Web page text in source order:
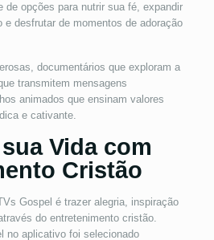
de opções para nutrir sua fé, expandir
desfrutar de momentos de adoração
documentários que exploram a
transmitem mensagens
animados que ensinam valores
e cativante.
Vida com
Cristão
Gospel é trazer alegria, inspiração
do entretenimento cristão.
no aplicativo foi selecionado